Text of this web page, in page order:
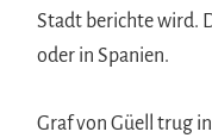
Stadt berichte wird.
oder in Spanien.
Graf von Güell trug